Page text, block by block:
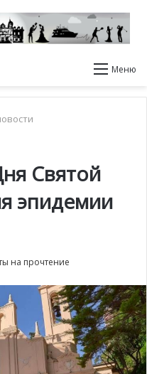
Меню
Святой
эпидемии
на прочтение